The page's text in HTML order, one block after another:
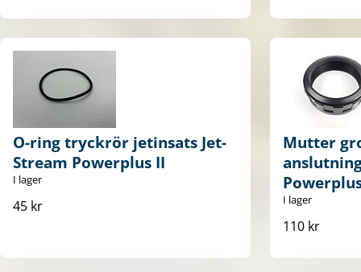
O-ring tryckrör jetinsats Jet-
Stream Powerplus II
I lager
45 kr
Mutter
I lager
110 kr